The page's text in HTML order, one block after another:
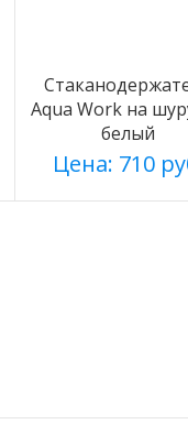
Aqua Work на
белый
Цена: 710